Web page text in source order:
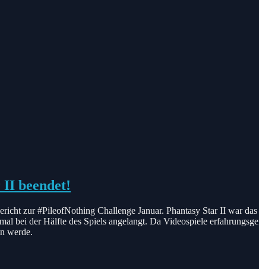
II beendet!
zur #PileofNothing Challenge Januar. Phantasy Star II war
bei der Hälfte des Spiels angelangt. Da Videospiele
werde.